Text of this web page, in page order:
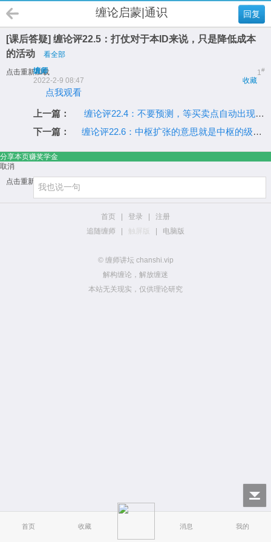
首页 收藏 消息 我的
回复
缠论启蒙|通识
[课后答疑] 缠论评22.5：打仗对于本ID来说，只是降低成本
的活动
看全部
点击重新加载 1#
缠师
收藏
2022-2-9 08:47
点我观看
上一篇：
缠论评22.4：不要预测，等买卖点自动出现后自然反应
下一篇：
缠论评22.6：中枢扩张的意思就是中枢的级别是逐步加大
分享本页赚奖学金
取消
点击重新加载
首页 登录
注册
追随缠师
触屏版 电脑版
© 缠师讲坛 chanshi.vip
解构缠论，解放缠迷
本站无关现实，仅供理论研究